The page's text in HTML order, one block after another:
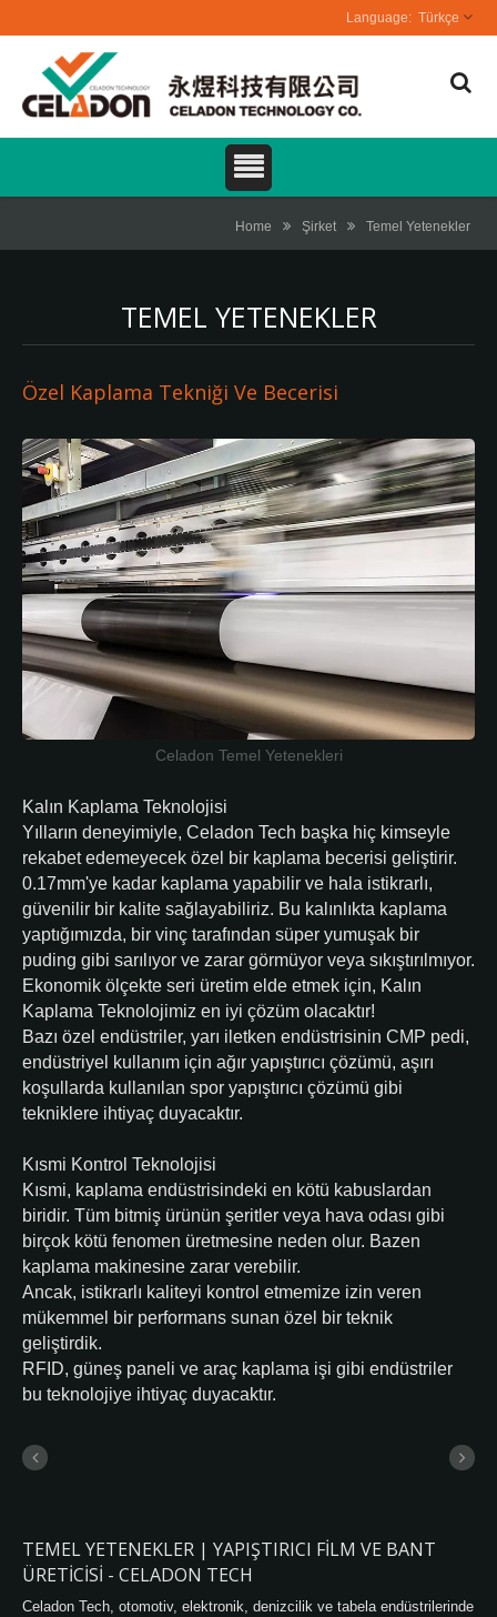
Türkçe
Home Şirket Temel Yetenekler
TEMEL YETENEKLER
Özel Kaplama Tekniği Ve Becerisi
Celadon Temel Yetenekleri
Kalın Kaplama Teknolojisi
Yılların deneyimiyle, Celadon Tech başka hiç kimseyle
rekabet edemeyecek özel bir kaplama becerisi geliştirir.
0.17mm'ye kadar kaplama yapabilir ve hala istikrarlı,
güvenilir bir kalite sağlayabiliriz. Bu kalınlıkta kaplama
yaptığımızda, bir vinç tarafından süper yumuşak bir
puding gibi sarılıyor ve zarar görmüyor veya sıkıştırılmıyor.
Ekonomik ölçekte seri üretim elde etmek için, Kalın
Kaplama Teknolojimiz en iyi çözüm olacaktır!
Bazı özel endüstriler, yarı iletken endüstrisinin CMP pedi,
endüstriyel kullanım için ağır yapıştırıcı çözümü, aşırı
koşullarda kullanılan spor yapıştırıcı çözümü gibi
tekniklere ihtiyaç duyacaktır.
Kısmi Kontrol Teknolojisi
Kısmi, kaplama endüstrisindeki en kötü kabuslardan
biridir. Tüm bitmiş ürünün şeritler veya hava odası gibi
birçok kötü fenomen üretmesine neden olur. Bazen
kaplama makinesine zarar verebilir.
Ancak, istikrarlı kaliteyi kontrol etmemize izin veren
mükemmel bir performans sunan özel bir teknik
geliştirdik.
RFID, güneş paneli ve araç kaplama işi gibi endüstriler
bu teknolojiye ihtiyaç duyacaktır.
TEMEL YETENEKLER | YAPIŞTIRICI FILM VE BANT
ÜRETICISI - CELADON TECH
Celadon Tech, otomotiv, elektronik, denizcilik ve tabela endüstrilerinde